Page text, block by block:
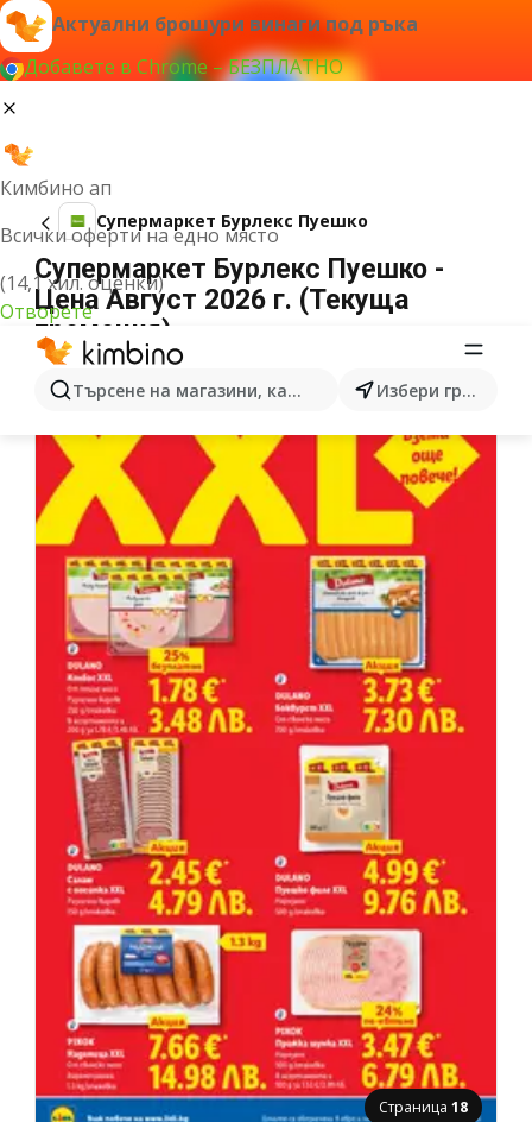
Актуални брошури винаги под ръка
Добавете в Chrome – БЕЗПЛАТНО
Кимбино ап
Всички оферти на едно място
(14,1 хил. оценки)
Отворете
Търсене на магазини, категории, продукти...Избери град
Супермаркет Бурлекс Пуешко
Супермаркет Бурлекс Пуешко -
Цена Август 2026 г. (Текуща
промоция)
Страница 18